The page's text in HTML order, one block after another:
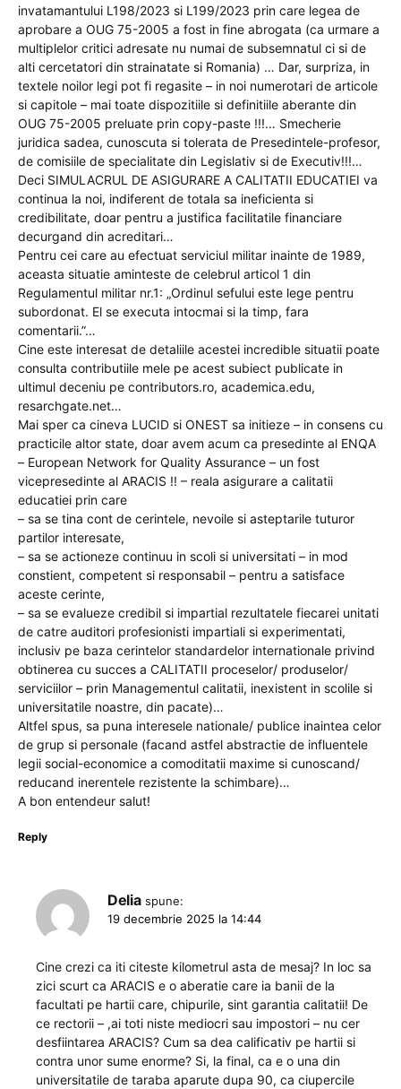
invatamantului L198/2023 si L199/2023 prin care legea de
aprobare a OUG 75-2005 a fost in fine abrogata (ca urmare a
multiplelor critici adresate nu numai de subsemnatul ci si de
alti cercetatori din strainatate si Romania) … Dar, surpriza, in
textele noilor legi pot fi regasite – in noi numerotari de articole
si capitole – mai toate dispozitiile si definitiile aberante din
OUG 75-2005 preluate prin copy-paste !!!… Smecherie
juridica sadea, cunoscuta si tolerata de Presedintele-profesor,
de comisiile de specialitate din Legislativ si de Executiv!!!…
Deci SIMULACRUL DE ASIGURARE A CALITATII EDUCATIEI va
continua la noi, indiferent de totala sa ineficienta si
credibilitate, doar pentru a justifica facilitatile financiare
decurgand din acreditari…
Pentru cei care au efectuat serviciul militar inainte de 1989,
aceasta situatie aminteste de celebrul articol 1 din
Regulamentul militar nr.1: „Ordinul sefului este lege pentru
subordonat. El se executa intocmai si la timp, fara
comentarii.”…
Cine este interesat de detaliile acestei incredible situatii poate
consulta contributiile mele pe acest subiect publicate in
ultimul deceniu pe contributors.ro, academica.edu,
resarchgate.net…
Mai sper ca cineva LUCID si ONEST sa initieze – in consens cu
practicile altor state, doar avem acum ca presedinte al ENQA
– European Network for Quality Assurance – un fost
vicepresedinte al ARACIS !! – reala asigurare a calitatii
educatiei prin care
– sa se tina cont de cerintele, nevoile si asteptarile tuturor
partilor interesate,
– sa se actioneze continuu in scoli si universitati – in mod
constient, competent si responsabil – pentru a satisface
aceste cerinte,
– sa se evalueze credibil si impartial rezultatele fiecarei unitati
de catre auditori profesionisti impartiali si experimentati,
inclusiv pe baza cerintelor standardelor internationale privind
obtinerea cu succes a CALITATII proceselor/ produselor/
serviciilor – prin Managementul calitatii, inexistent in scolile si
universitatile noastre, din pacate)…
Altfel spus, sa puna interesele nationale/ publice inaintea celor
de grup si personale (facand astfel abstractie de influentele
legii social-economice a comoditatii maxime si cunoscand/
reducand inerentele rezistente la schimbare)…
A bon entendeur salut!
Reply
Delia spune:
19 decembrie 2025 la 14:44
Cine crezi ca iti citeste kilometrul asta de mesaj? In loc sa
zici scurt ca ARACIS e o aberatie care ia banii de la
facultati pe hartii care, chipurile, sint garantia calitatii! De
ce rectorii – ,ai toti niste mediocri sau impostori – nu cer
desfiintarea ARACIS? Cum sa dea calificativ pe hartii si
contra unor sume enorme? Si, la final, ca e o una din
universitatile de taraba aparute dupa 90, ca ciupercile